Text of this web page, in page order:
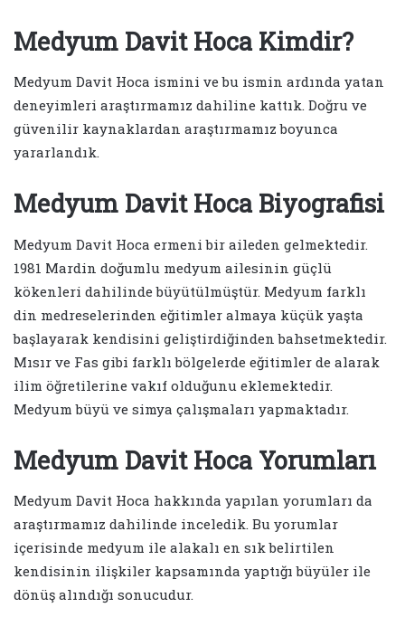
Medyum Davit Hoca Kimdir?
Medyum Davit Hoca ismini ve bu ismin ardında yatan
deneyimleri araştırmamız dahiline kattık. Doğru ve
güvenilir kaynaklardan araştırmamız boyunca
yararlandık.
Medyum Davit Hoca Biyografisi
Medyum Davit Hoca ermeni bir aileden gelmektedir.
1981 Mardin doğumlu medyum ailesinin güçlü
kökenleri dahilinde büyütülmüştür. Medyum farklı
din medreselerinden eğitimler almaya küçük yaşta
başlayarak kendisini geliştirdiğinden bahsetmektedir.
Mısır ve Fas gibi farklı bölgelerde eğitimler de alarak
ilim öğretilerine vakıf olduğunu eklemektedir.
Medyum büyü ve simya çalışmaları yapmaktadır.
Medyum Davit Hoca Yorumları
Medyum Davit Hoca hakkında yapılan yorumları da
araştırmamız dahilinde inceledik. Bu yorumlar
içerisinde medyum ile alakalı en sık belirtilen
kendisinin ilişkiler kapsamında yaptığı büyüler ile
dönüş alındığı sonucudur.